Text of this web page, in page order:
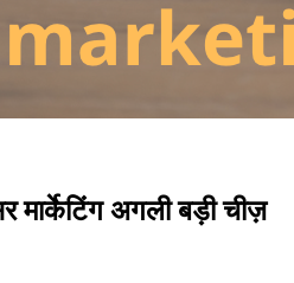
मार्केटिंग अगली बड़ी चीज़